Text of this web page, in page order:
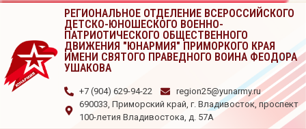
РЕГИОНАЛЬНОЕ ОТДЕЛЕНИЕ ВСЕРОССИЙСКОГО
ДЕТСКО-ЮНОШЕСКОГО ВОЕННО-
ПАТРИОТИЧЕСКОГО ОБЩЕСТВЕННОГО
ДВИЖЕНИЯ "ЮНАРМИЯ" ПРИМОРКОГО КРАЯ
ИМЕНИ СВЯТОГО ПРАВЕДНОГО ВОИНА ФЕОДОРА
УШАКОВА
+7 (904) 629-94-22
region25@yunarmy.ru
690033, Приморский край, г. Владивосток, проспект
100-летия Владивостока, д. 57А